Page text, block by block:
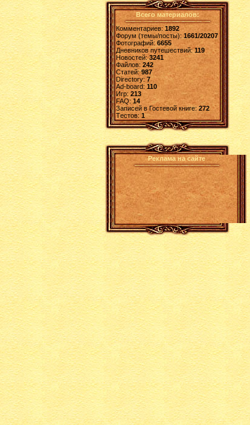
Всего материалов:
Комментариев: 1892
Форум (темы/посты):1661/20207
Фотографий:6655
Дневников путешествий:119
Новостей:3241
Файлов: 242
Статей:987
Directory: 7
Ad-board:110
Игр: 213
FAQ:14
Записей в Гостевой книге:272
Tестов: 1
Реклама на сайте